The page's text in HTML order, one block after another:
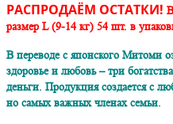
РАСПРОДАЁМ ОСТАТКИ!
размер L (9-14 кг) 54 шт. в
В переводе с японского Митоми
здоровье и любовь – три
деньги. Продукция создается с
но самых важных членах семьи.